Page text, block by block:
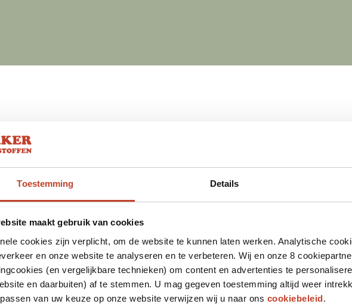
Toestemming Details
maakt gebruik van cookies
cookies zijn verplicht, om de website te kunnen laten werken. Analytische
en onze website te analyseren en te verbeteren. Wij en onze 8
(en vergelijkbare technieken) om content en advertenties te
en daarbuiten) af te stemmen. U mag gegeven toestemming altijd weer
van uw keuze op onze website verwijzen wij u naar ons cookiebeleid.